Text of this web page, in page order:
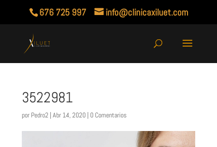
676 725 997 info@clinicaxiluet.com
3522981
por Pedro2 | Abr 14, 2020| 0 Comentarios